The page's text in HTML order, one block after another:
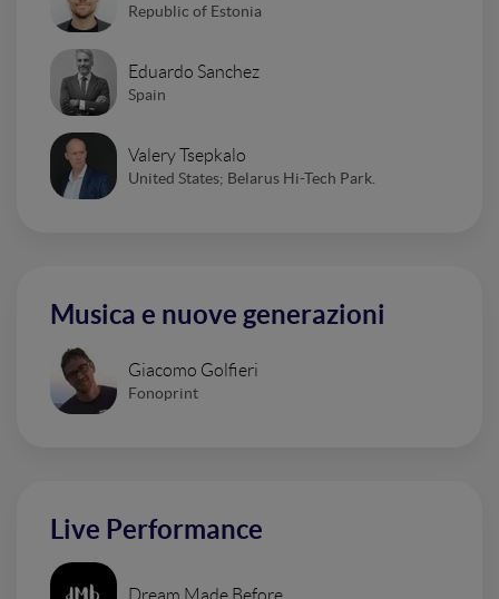
Republic of Estonia
Eduardo Sanchez
Spain
Valery Tsepkalo
United States; Belarus Hi-Tech Park.
Musica e nuove generazioni
Giacomo Golfieri
Fonoprint
Live Performance
Dream Made Before